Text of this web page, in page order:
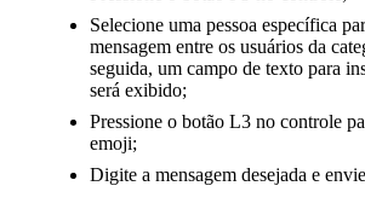
Selecione uma pessoa específica
mensagem entre os usuários da
seguida, um campo de texto para
será exibido;
Pressione o botão L3 no controle
emoji;
Digite a mensagem desejada e